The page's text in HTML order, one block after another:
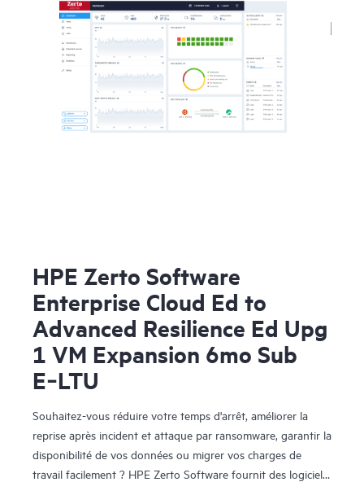
HPE Zerto Software
Enterprise Cloud Ed to
Advanced Resilience Ed Upg
1 VM Expansion 6mo Sub
E‑LTU
Souhaitez-vous réduire votre temps d'arrêt, améliorer la
reprise après incident et attaque par ransomware, garantir la
disponibilité de vos données ou migrer vos charges de
travail facilement ? HPE Zerto Software fournit des logiciels